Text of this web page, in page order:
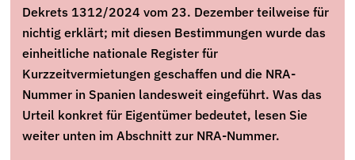
Dekrets 1312/2024 vom 23. Dezember teilweise für
nichtig erklärt; mit diesen Bestimmungen wurde das
einheitliche nationale Register für
Kurzzeitvermietungen geschaffen und die NRA-
Nummer in Spanien landesweit eingeführt. Was das
Urteil konkret für Eigentümer bedeutet, lesen Sie
weiter unten im Abschnitt zur NRA-Nummer.